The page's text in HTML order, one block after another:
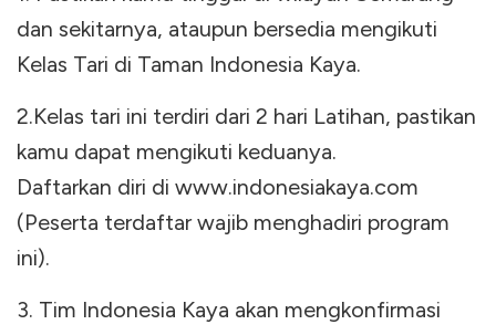
dan sekitarnya, ataupun bersedia mengikuti
Kelas Tari di Taman Indonesia Kaya.
2.Kelas tari ini terdiri dari 2 hari Latihan, pastikan
kamu dapat mengikuti keduanya.
Daftarkan diri di www.indonesiakaya.com
(Peserta terdaftar wajib menghadiri program
ini).
3. Tim Indonesia Kaya akan mengkonfirmasi